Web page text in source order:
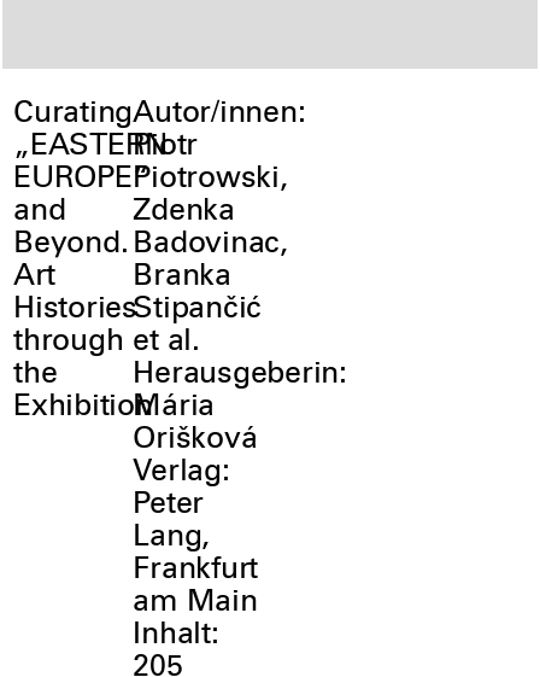
Curating
„EASTERN
EUROPE“
and
Beyond.
Art
Histories
through
the
Exhibition
Autor/innen:
Piotr
Piotrowski,
Zdenka
Badovinac,
Branka
Stipančić
et al.
Herausgeberin:
Mária
Orišková
Verlag:
Peter
Lang,
Frankfurt
am Main
Inhalt:
205